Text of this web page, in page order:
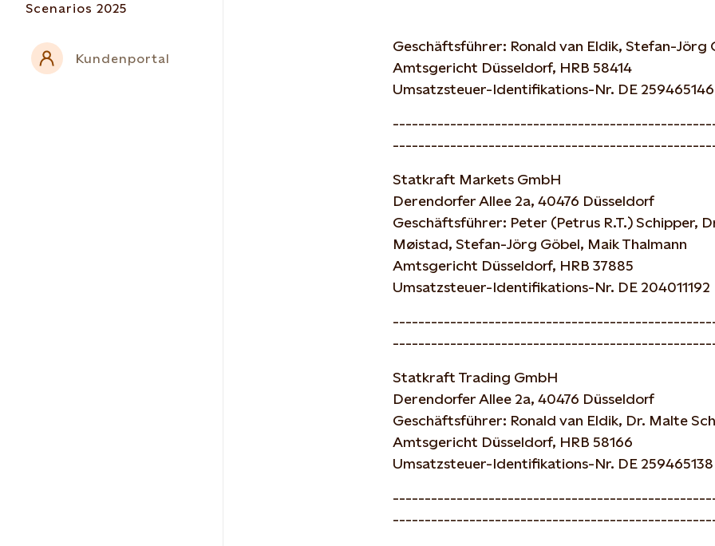
Scenarios 2025
Kundenportal
Geschäftsführer: Ronald van Eldik, Stefan-Jörg
Amtsgericht Düsseldorf, HRB 58414
Umsatzsteuer-Identifikations-Nr. DE 259465146
Statkraft Markets GmbH
Derendorfer Allee 2a, 40476 Düsseldorf
Geschäftsführer: Peter (Petrus R.T.) Schipper,
Møistad, Stefan-Jörg Göbel, Maik Thalmann
Amtsgericht Düsseldorf, HRB 37885
Umsatzsteuer-Identifikations-Nr. DE 204011192
Statkraft Trading GmbH
Derendorfer Allee 2a, 40476 Düsseldorf
Geschäftsführer: Ronald van Eldik, Dr. Malte
Amtsgericht Düsseldorf, HRB 58166
Umsatzsteuer-Identifikations-Nr. DE 259465138